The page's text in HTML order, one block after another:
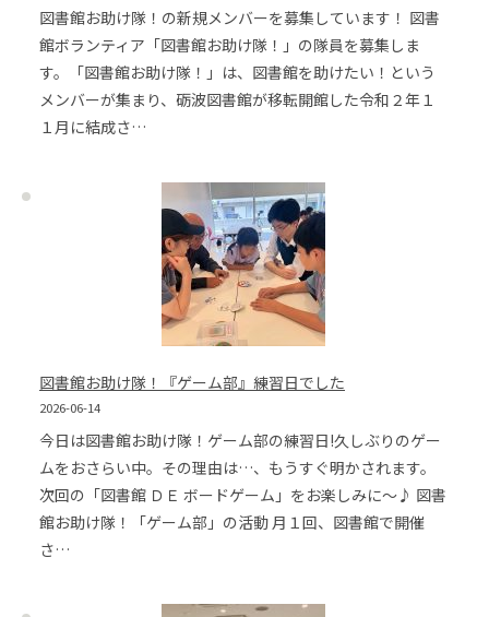
図書館お助け隊！の新規メンバーを募集しています！ 図書
館ボランティア「図書館お助け隊！」の隊員を募集しま
す。「図書館お助け隊！」は、図書館を助けたい！という
メンバーが集まり、砺波図書館が移転開館した令和２年１
１月に結成さ…
図書館お助け隊！『ゲーム部』練習日でした
2026-06-14
今日は図書館お助け隊！ゲーム部の練習日!久しぶりのゲー
ムをおさらい中。その理由は…、もうすぐ明かされます。
次回の「図書館 ＤＥ ボードゲーム」をお楽しみに〜♪ 図書
館お助け隊！「ゲーム部」の活動 月１回、図書館で開催
さ…